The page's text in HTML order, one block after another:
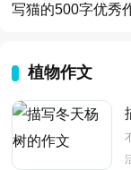
写猫的500字优秀
植物作文